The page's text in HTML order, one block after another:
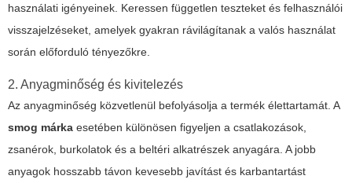
használati igényeinek. Keressen független teszteket és felhasználói
visszajelzéseket, amelyek gyakran rávilágítanak a valós használat
során előforduló tényezőkre.
2. Anyagminőség és kivitelezés
Az anyagminőség közvetlenül befolyásolja a termék élettartamát. A
smog márka esetében különösen figyeljen a csatlakozások,
zsanérok, burkolatok és a beltéri alkatrészek anyagára. A jobb
anyagok hosszabb távon kevesebb javítást és karbantartást